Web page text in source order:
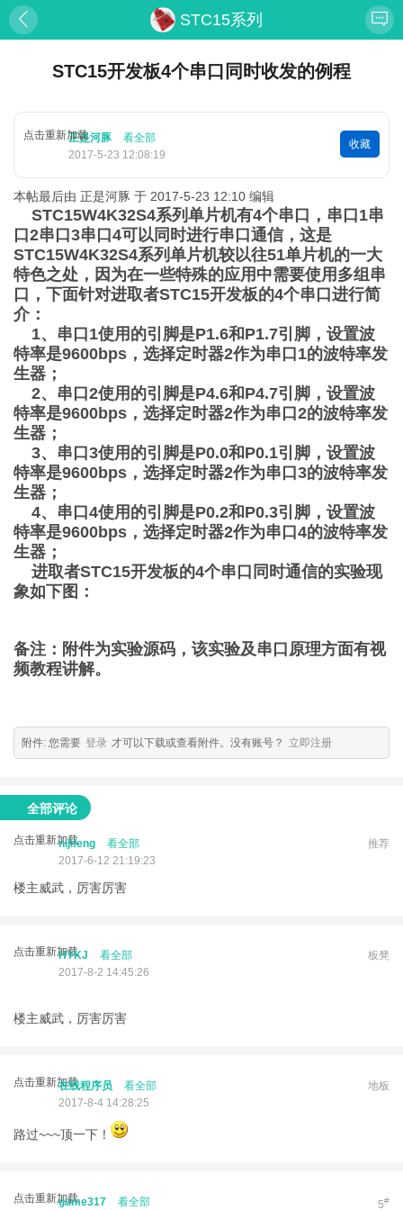
STC15系列
STC15开发板4个串口同时收发的例程
点击重新加载正是河豚
看全部
2017-5-23 12:08:19
收藏
本帖最后由 正是河豚 于 2017-5-23 12:10 编辑
STC15W4K32S4系列单片机有4个串口，串口1串
口2串口3串口4可以同时进行串口通信，这是
STC15W4K32S4系列单片机较以往51单片机的一大
特色之处，因为在一些特殊的应用中需要使用多组串
口，下面针对进取者STC15开发板的4个串口进行简
介：
1、串口1使用的引脚是P1.6和P1.7引脚，设置波
特率是9600bps，选择定时器2作为串口1的波特率发
生器；
2、串口2使用的引脚是P4.6和P4.7引脚，设置波
特率是9600bps，选择定时器2作为串口2的波特率发
生器；
3、串口3使用的引脚是P0.0和P0.1引脚，设置波
特率是9600bps，选择定时器2作为串口3的波特率发
生器；
4、串口4使用的引脚是P0.2和P0.3引脚，设置波
特率是9600bps，选择定时器2作为串口4的波特率发
生器；
进取者STC15开发板的4个串口同时通信的实验现
象如下图：
备注：附件为实验源码，该实验及串口原理方面有视
频教程讲解。
附件: 您需要 登录 才可以下载或查看附件。没有账号？ 立即注册
全部评论
点击重新加载 推荐
nijifeng
看全部
2017-6-12 21:19:23
楼主威武，厉害厉害
点击重新加载 板凳
HYKJ
看全部
2017-8-2 14:45:26
楼主威武，厉害厉害
点击重新加载 地板
在线程序员
看全部
2017-8-4 14:28:25
路过~~~顶一下！
点击重新加载 5#
game317 看全部